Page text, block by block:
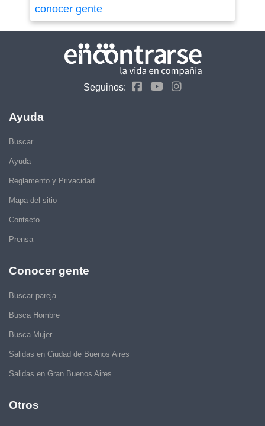
conocer gente
Seguinos:
Ayuda
Buscar
Ayuda
Reglamento y Privacidad
Mapa del sitio
Contacto
Prensa
Conocer gente
Buscar pareja
Busca Hombre
Busca Mujer
Salidas en Ciudad de Buenos Aires
Salidas en Gran Buenos Aires
Otros